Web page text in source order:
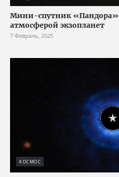
Мини-спутник «Пандора»
атмосферой экзопланет
7 Февраль, 2025
КОСМОС